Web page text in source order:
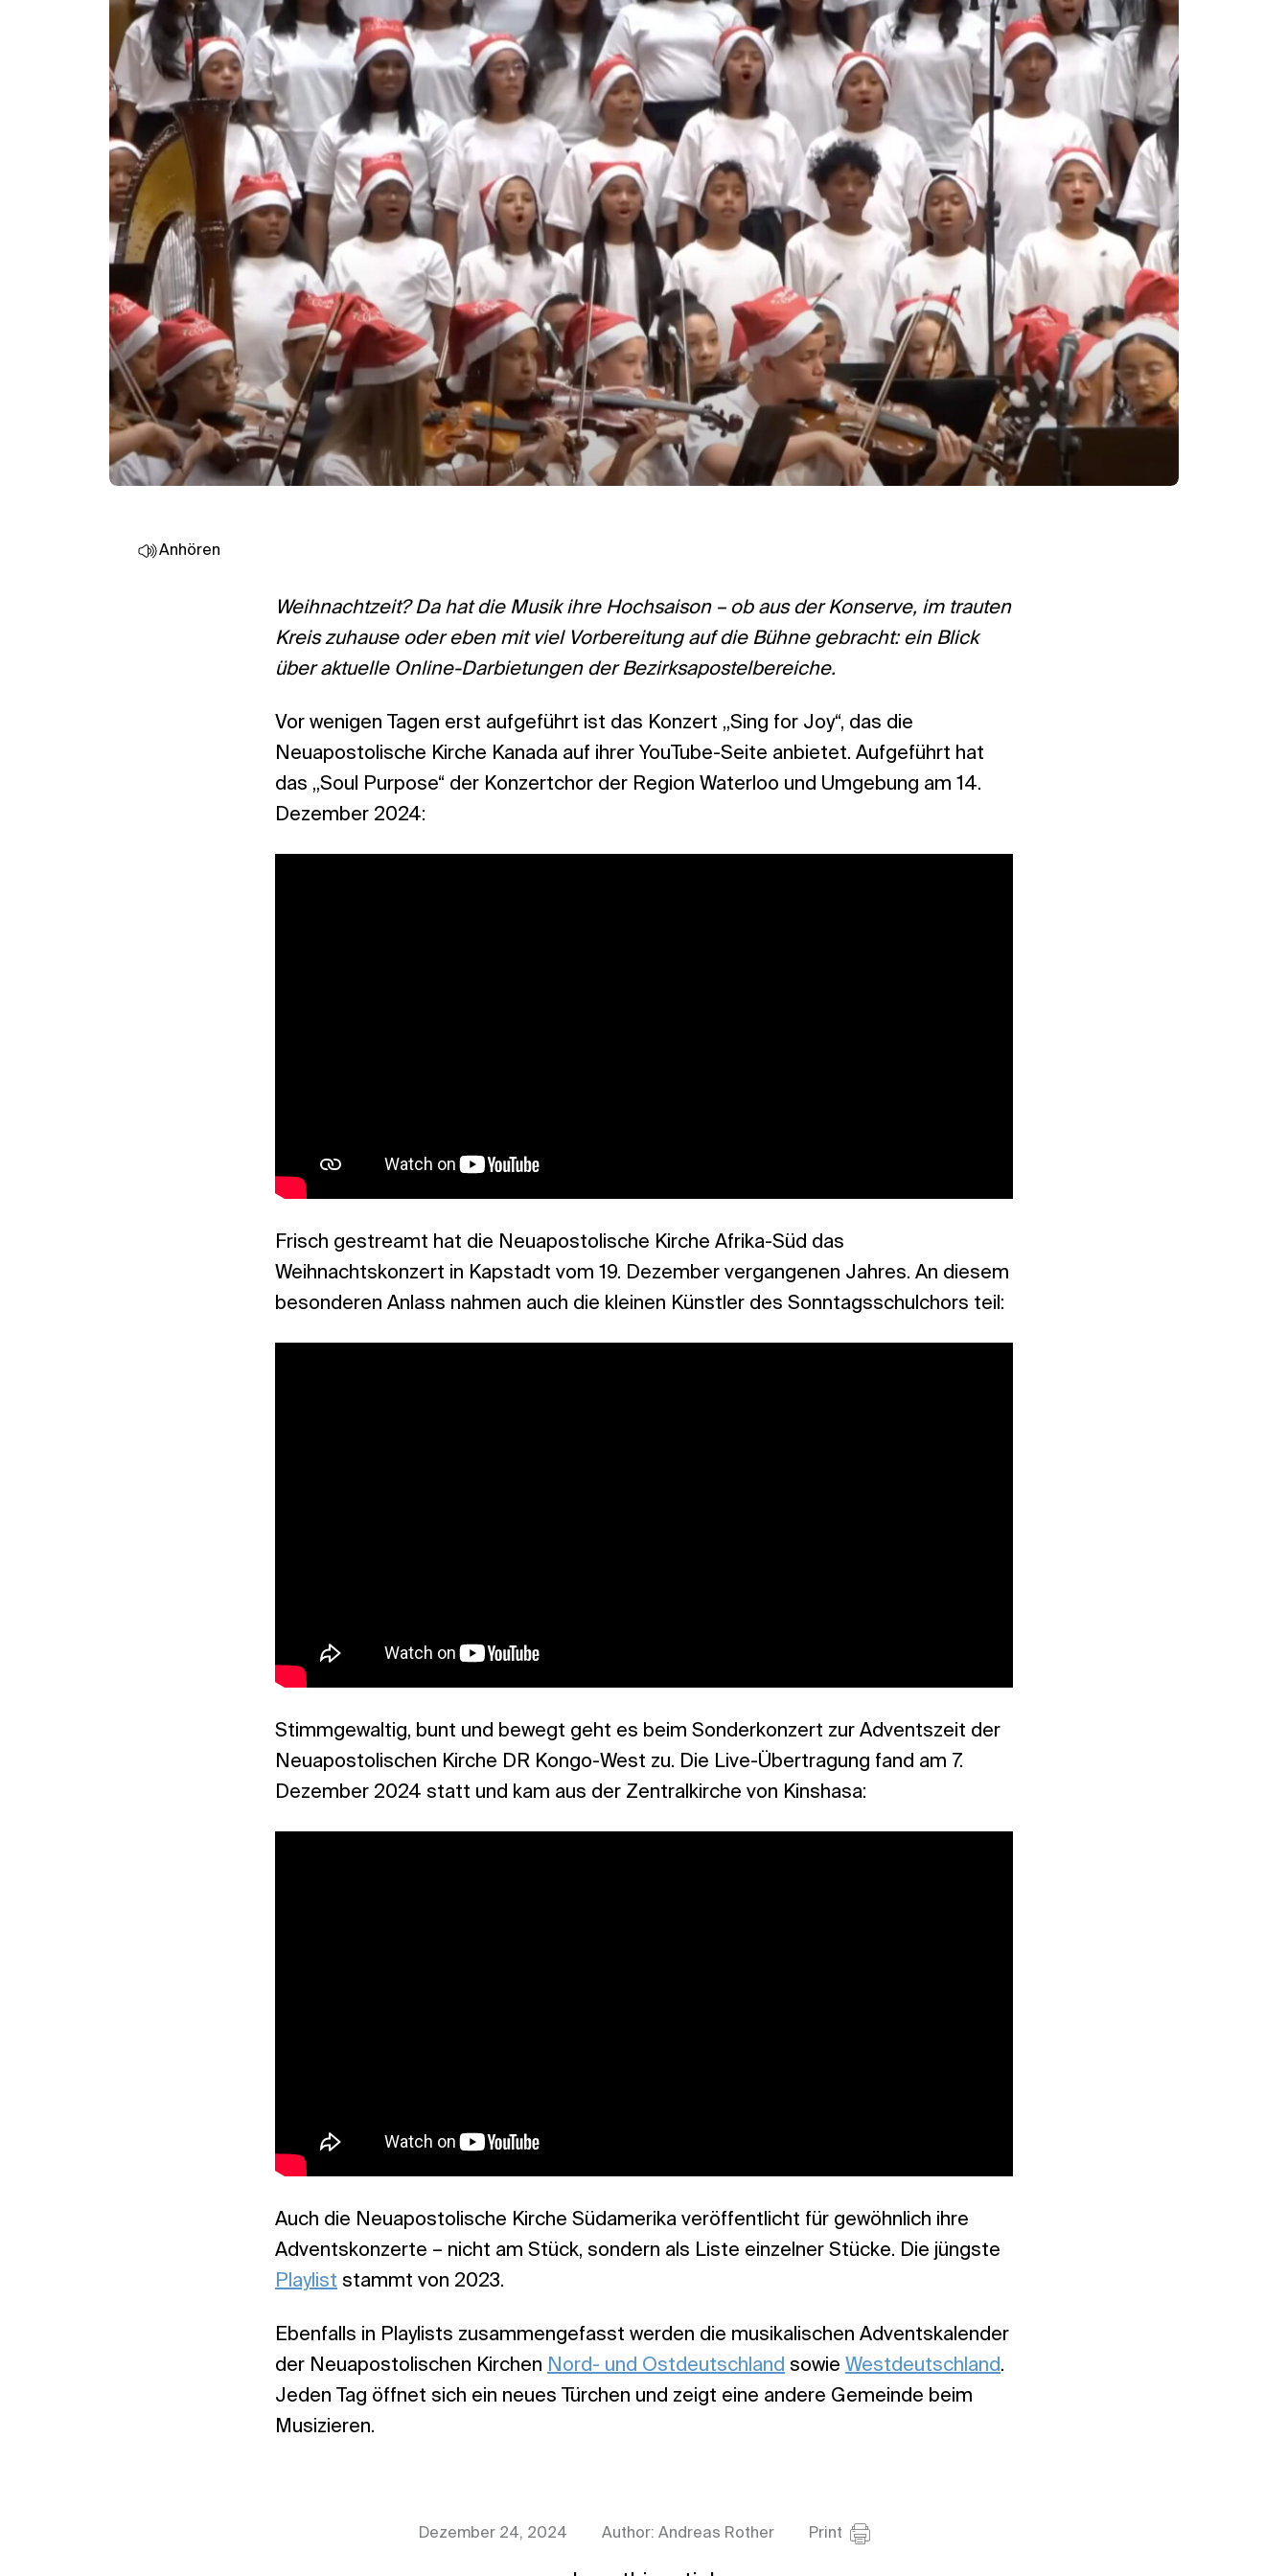
Anhören
Weihnachtzeit? Da hat die Musik ihre Hochsaison – ob aus der Konserve, im trauten
Kreis zuhause oder eben mit viel Vorbereitung auf die Bühne gebracht: ein Blick
über aktuelle Online-Darbietungen der Bezirksapostelbereiche.
Vor wenigen Tagen erst aufgeführt ist das Konzert „Sing for Joy“, das die
Neuapostolische Kirche Kanada auf ihrer YouTube-Seite anbietet. Aufgeführt hat
das „Soul Purpose“ der Konzertchor der Region Waterloo und Umgebung am 14.
Dezember 2024:
Frisch gestreamt hat die Neuapostolische Kirche Afrika-Süd das
Weihnachtskonzert in Kapstadt vom 19. Dezember vergangenen Jahres. An diesem
besonderen Anlass nahmen auch die kleinen Künstler des Sonntagsschulchors teil:
Stimmgewaltig, bunt und bewegt geht es beim Sonderkonzert zur Adventszeit der
Neuapostolischen Kirche DR Kongo-West zu. Die Live-Übertragung fand am 7.
Dezember 2024 statt und kam aus der Zentralkirche von Kinshasa:
Auch die Neuapostolische Kirche Südamerika veröffentlicht für gewöhnlich ihre
Adventskonzerte – nicht am Stück, sondern als Liste einzelner Stücke. Die jüngste
Playlist stammt von 2023.
Ebenfalls in Playlists zusammengefasst werden die musikalischen Adventskalender
der Neuapostolischen Kirchen Nord- und Ostdeutschland sowie Westdeutschland.
Jeden Tag öffnet sich ein neues Türchen und zeigt eine andere Gemeinde beim
Musizieren.
Dezember 24, 2024 Author: Andreas Rother Print